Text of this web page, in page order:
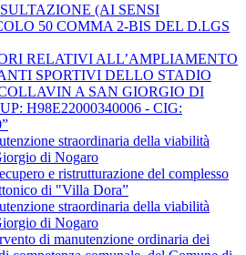
(AI SENSI
50 COMMA 2-BIS DEL D.LGS
RELATIVI ALL’AMPLIAMENTO
SPORTIVI DELLO STADIO
A SAN GIORGIO DI
H98E22000340006 - CIG:
straordinaria della viabilità
di Nogaro
e ristrutturazione del complesso
di "Villa Dora”
straordinaria della viabilità
di Nogaro
di manutenzione ordinaria dei